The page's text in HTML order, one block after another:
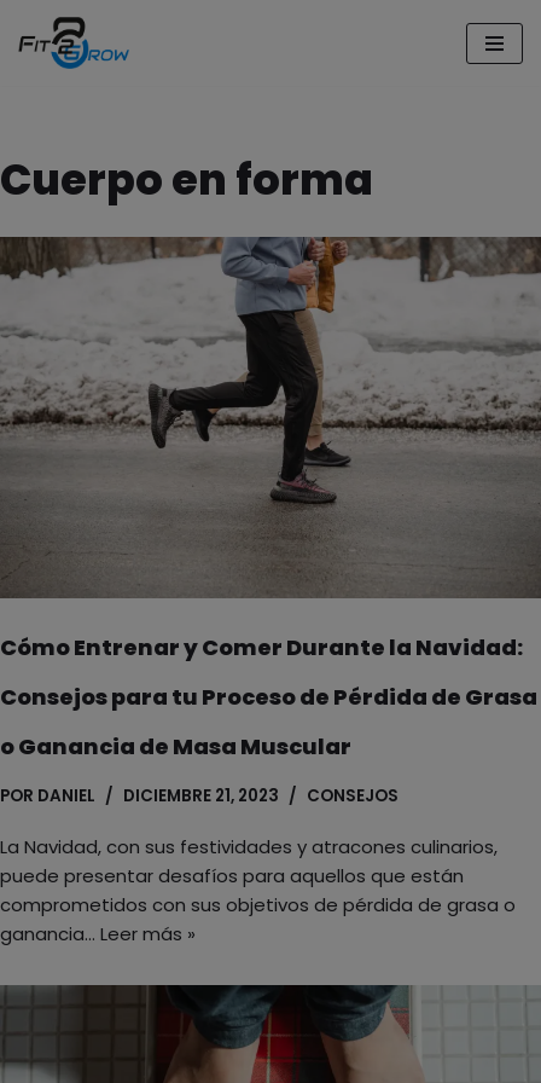
Saltar
Cuerpo en forma
Cómo Entrenar y Comer Durante la Navidad:
Consejos para tu Proceso de Pérdida de Grasa
o Ganancia de Masa Muscular
POR DANIEL DICIEMBRE 21, 2023 CONSEJOS
La Navidad, con sus festividades y atracones culinarios,
puede presentar desafíos para aquellos que están
comprometidos con sus objetivos de pérdida de grasa o
ganancia… Leer más »